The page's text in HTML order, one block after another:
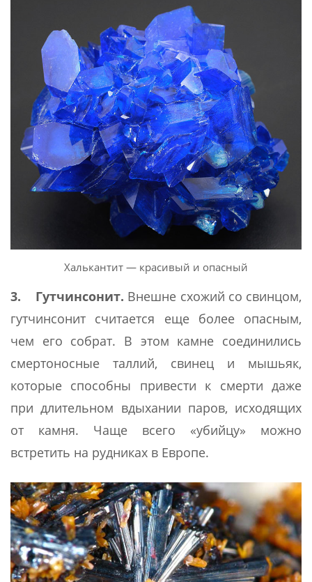
Халькантит — красивый и опасный
3. Гутчинсонит. Внешне схожий со свинцом,
гутчинсонит считается еще более опасным,
чем его собрат. В этом камне соединились
смертоносные таллий, свинец и мышьяк,
которые способны привести к смерти даже
при длительном вдыхании паров, исходящих
от камня. Чаще всего «убийцу» можно
встретить на рудниках в Европе.